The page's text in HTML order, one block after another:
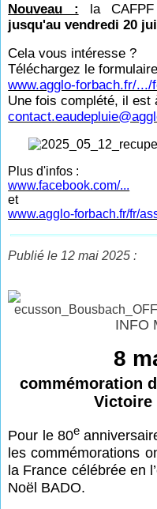
Nouveau : la CAFPF
jusqu'au vendredi 20
Cela vous intéresse ?
Téléchargez le
www.agglo-forbach.fr/
Une fois complété, il est
Plus d'infos :
www.facebook.com/...
et
www.agglo-forbach.fr/fr/
Publié le 12 mai 2025 :
INFO
8
commémoration
Victoire
Pour le 80e
les commémorations
la France célébrée en
Noël BADO.